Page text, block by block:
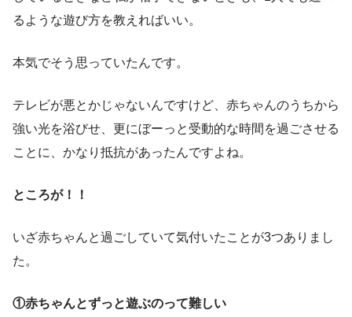
るような遊び方を教えればいい。
本気でそう思っていたんです。
テレビが悪とかじゃないんですけど、赤ちゃんのうちから
強い光を浴びせ、更にぼーっと受動的な時間を過ごさせる
ことに、かなり抵抗があったんですよね。
ところが！！
いざ赤ちゃんと過ごしていて気付いたことが3つありまし
た。
①赤ちゃんとずっと遊ぶのって難しい